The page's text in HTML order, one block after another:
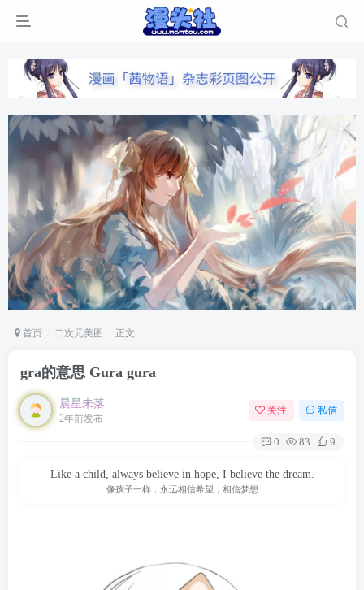
首页 二次元美图 正文
gra的意思 Gura gura
晨星未落
2年前发布
关注 私信
0 83 9
Like a child, always believe in hope, I believe the dream.
像孩子一样，永远相信希望，相信梦想